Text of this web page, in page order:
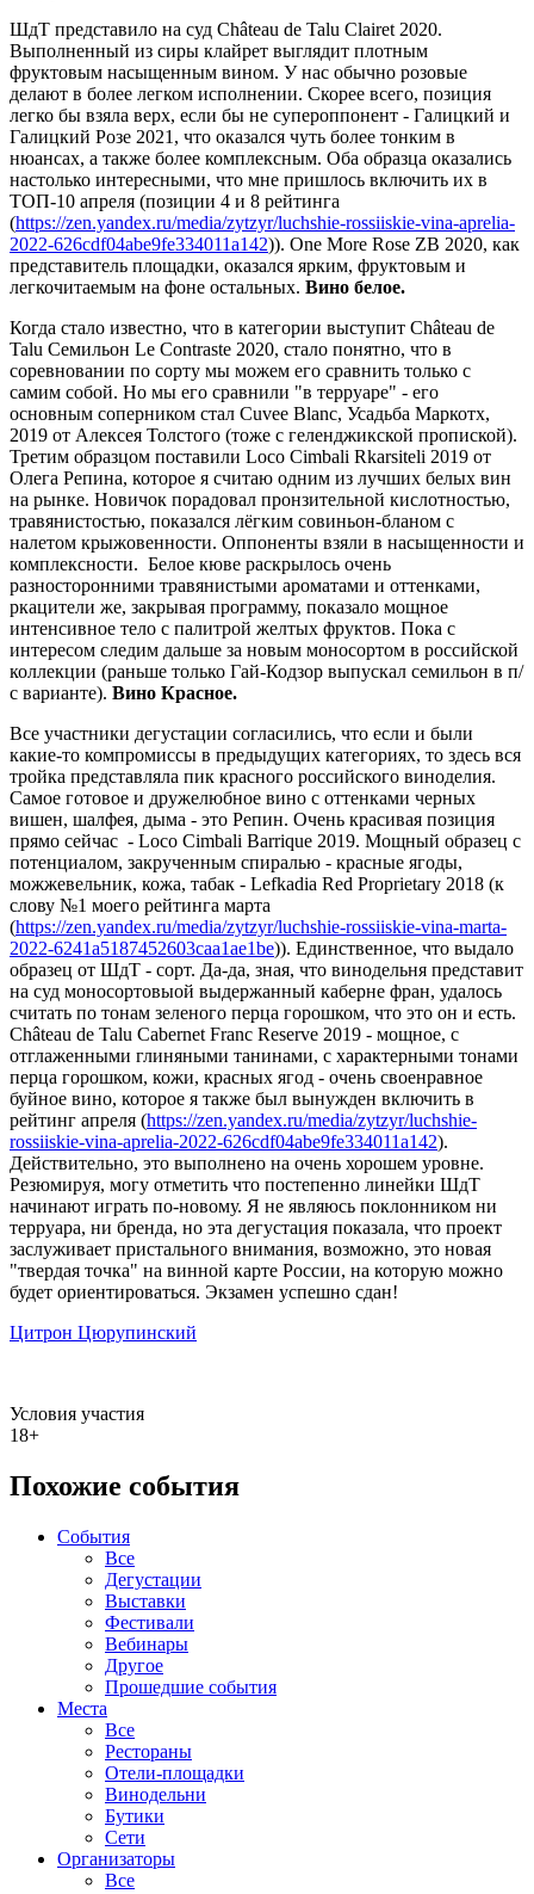
ШдТ представило на суд Château de Talu Clairet 2020.
Выполненный из сиры клайрет выглядит плотным
фруктовым насыщенным вином. У нас обычно розовые
делают в более легком исполнении. Скорее всего, позиция
легко бы взяла верх, если бы не супероппонент - Галицкий и
Галицкий Розе 2021, что оказался чуть более тонким в
нюансах, а также более комплексным. Оба образца оказались
настолько интересными, что мне пришлось включить их в
ТОП-10 апреля (позиции 4 и 8 рейтинга
(https://zen.yandex.ru/media/zytzyr/luchshie-rossiiskie-vina-aprelia-
2022-626cdf04abe9fe334011a142)). One More Rose ZB 2020, как
представитель площадки, оказался ярким, фруктовым и
легкочитаемым на фоне остальных. Вино белое.
Когда стало известно, что в категории выступит Château de
Talu Семильон Le Contraste 2020, стало понятно, что в
соревновании по сорту мы можем его сравнить только с
самим собой. Но мы его сравнили "в терруаре" - его
основным соперником стал Cuvee Blanc, Усадьба Маркотх,
2019 от Алексея Толстого (тоже с геленджикской пропиской).
Третим образцом поставили Loco Cimbali Rkarsiteli 2019 от
Олега Репина, которое я считаю одним из лучших белых вин
на рынке. Новичок порадовал пронзительной кислотностью,
травянистостью, показался лёгким совиньон-бланом с
налетом крыжовенности. Оппоненты взяли в насыщенности и
комплексности. Белое кюве раскрылось очень
разносторонними травянистыми ароматами и оттенками,
ркацители же, закрывая программу, показало мощное
интенсивное тело с палитрой желтых фруктов. Пока с
интересом следим дальше за новым моносортом в российской
коллекции (раньше только Гай-Кодзор выпускал семильон в п/
с варианте). Вино Красное.
Все участники дегустации согласились, что если и были
какие-то компромиссы в предыдущих категориях, то здесь вся
тройка представляла пик красного российского виноделия.
Самое готовое и дружелюбное вино с оттенками черных
вишен, шалфея, дыма - это Репин. Очень красивая позиция
прямо сейчас - Loco Cimbali Barrique 2019. Мощный образец с
потенциалом, закрученным спиралью - красные ягоды,
можжевельник, кожа, табак - Lefkadia Red Proprietary 2018 (к
слову №1 моего рейтинга марта
(https://zen.yandex.ru/media/zytzyr/luchshie-rossiiskie-vina-marta-
2022-6241a5187452603caa1ae1be)). Единственное, что выдало
образец от ШдТ - сорт. Да-да, зная, что винодельня представит
на суд моносортовыой выдержанный каберне фран, удалось
считать по тонам зеленого перца горошком, что это он и есть.
Château de Talu Cabernet Franc Reserve 2019 - мощное, с
отглаженными глиняными танинами, с характерными тонами
перца горошком, кожи, красных ягод - очень своенравное
буйное вино, которое я также был вынужден включить в
рейтинг апреля (https://zen.yandex.ru/media/zytzyr/luchshie-
rossiiskie-vina-aprelia-2022-626cdf04abe9fe334011a142).
Действительно, это выполнено на очень хорошем уровне.
Резюмируя, могу отметить что постепенно линейки ШдТ
начинают играть по-новому. Я не являюсь поклонником ни
терруара, ни бренда, но эта дегустация показала, что проект
заслуживает пристального внимания, возможно, это новая
"твердая точка" на винной карте России, на которую можно
будет ориентироваться. Экзамен успешно сдан!
Цитрон Цюрупинский
Условия участия
18+
Похожие события
События
Все
Дегустации
Выставки
Фестивали
Вебинары
Другое
Прошедшие события
Места
Все
Рестораны
Отели-площадки
Винодельни
Бутики
Сети
Организаторы
Все